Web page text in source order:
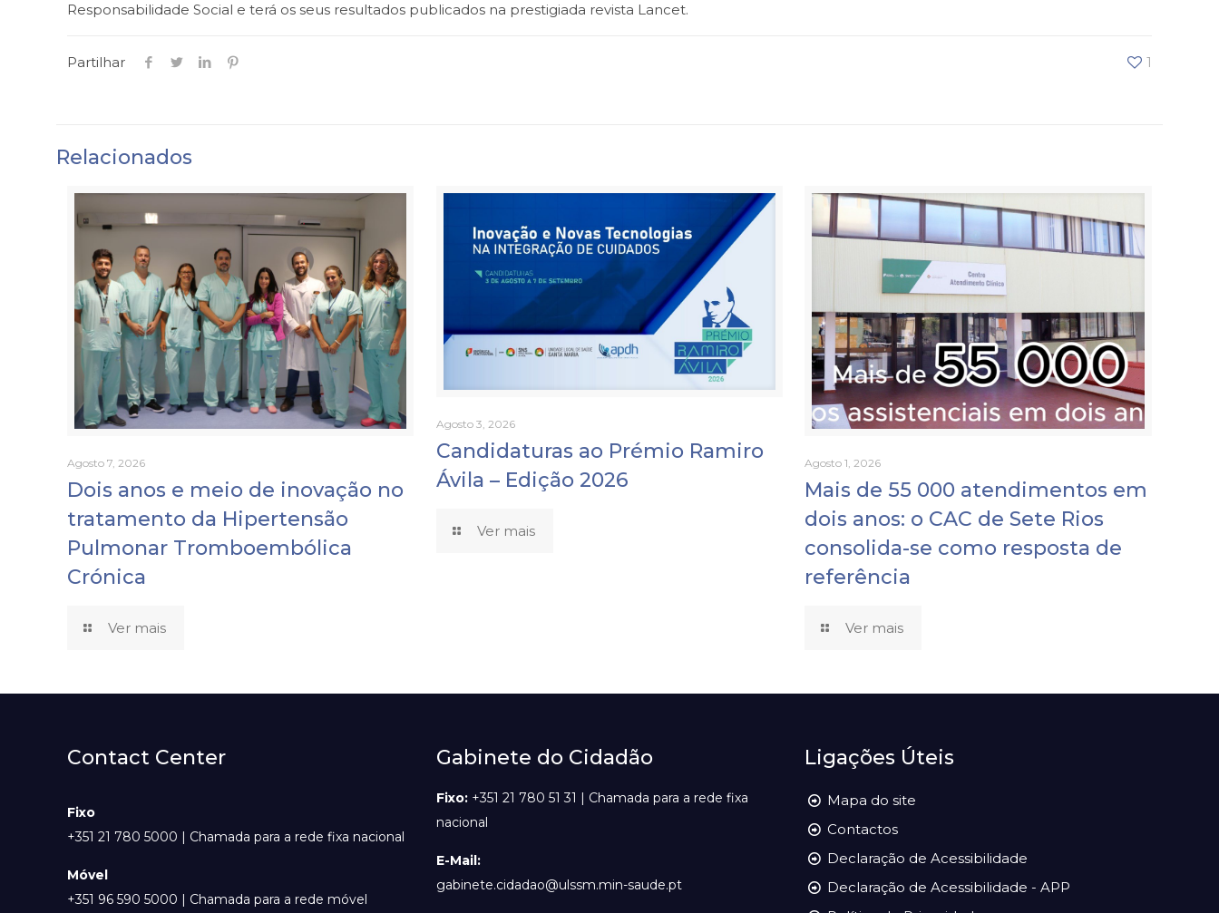
Responsabilidade Social e terá os seus resultados publicados na prestigiada revista Lancet.
Partilhar 1
Relacionados
Agosto 7, 2026
Dois anos e meio de inovação no
tratamento da Hipertensão
Pulmonar Tromboembólica
Crónica
Ver mais
Agosto 3, 2026
Candidaturas ao Prémio Ramiro
Ávila – Edição 2026
Ver mais
Agosto 1, 2026
Mais de 55 000 atendimentos em
dois anos: o CAC de Sete Rios
consolida-se como resposta de
referência
Ver mais
Contact Center
Fixo
+351 21 780 5000 | Chamada para a rede fixa nacional
Móvel
+351 96 590 5000 | Chamada para a rede móvel
Gabinete do Cidadão
Fixo:+351 21 780 51 31 | Chamada para a rede fixa
nacional
E-Mail:
gabinete.cidadao@ulssm.min-saude.pt
Ligações Úteis
Mapa do site
Contactos
Declaração de Acessibilidade
Declaração de Acessibilidade - APP